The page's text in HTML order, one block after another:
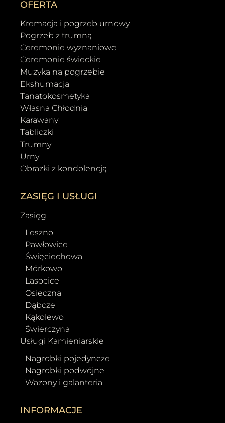
OFERTA
Kremacja i pogrzeb urnowy
Pogrzeb z trumną
Ceremonie wyznaniowe
Ceremonie świeckie
Muzyka na pogrzebie
Ekshumacja
Tanatokosmetyka
Własna Chłodnia
Karawany
Tabliczki
Trumny
Urny
Obrazki z kondolencją
ZASIĘG I USŁUGI
Zasięg
Leszno
Pawłowice
Święciechowa
Mórkowo
Lasocice
Osieczna
Dąbcze
Kąkolewo
Świerczyna
Usługi Kamieniarskie
Nagrobki pojedyncze
Nagrobki podwójne
Wazony i galanteria
INFORMACJE